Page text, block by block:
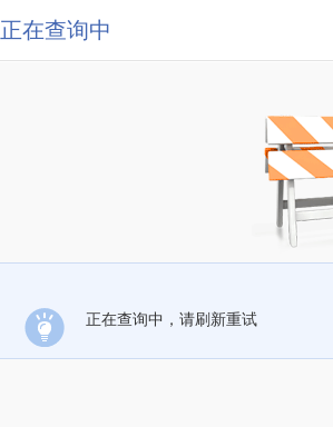
正在查询中
正在查询中，请刷新重试